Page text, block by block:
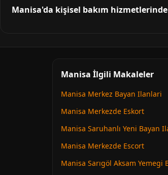
Manisa'da kişisel bakım
Manisa İlgili Makaleler
Manisa Merkez Bayan Ilanlari
Manisa Merkezde Eskort
Manisa Saruhanlı Yeni Bayan
Manisa Merkezde Escort
Manisa Sarıgöl Aksam Yemegi